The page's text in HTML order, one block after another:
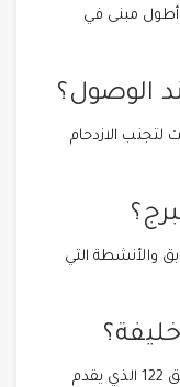
مما يجعله أطول مبنى في
الوصول؟
لتجنب الازدحام
حسب الطابق والأنشطة التي
نعم، أبرزها مطعم Atmosphere في الطابق 122 الذي يقدم